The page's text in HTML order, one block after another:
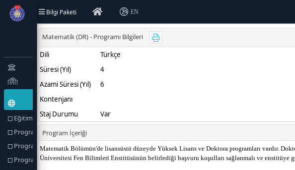
Bilgi Paketi EN
Eğitim Türü (Amaçlar) ve Hedefler
Program Hakkında
Program Profili
Program Yetkilileri